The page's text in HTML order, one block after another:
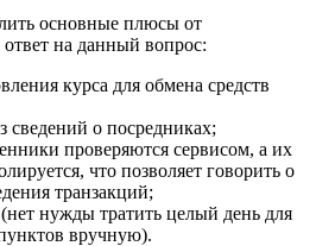
основные плюсы от
на данный вопрос:
курса для обмена средств
о посредниках;
проверяются сервисом, а их
что позволяет говорить о
транзакций;
нужды тратить целый день для
вручную).